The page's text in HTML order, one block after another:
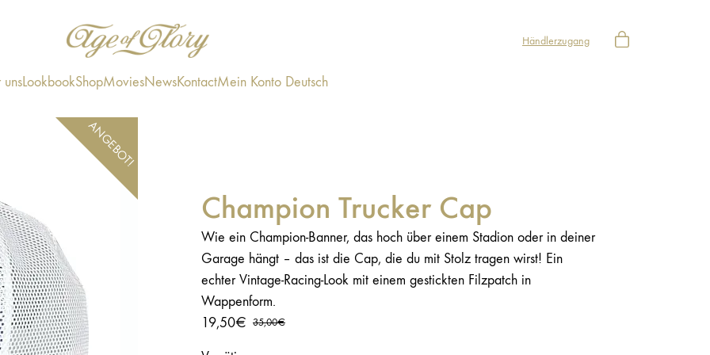
Händlerzugang
LookbookShopMoviesNewsKontactMein Konto Deutsch
ANGEBOT!
Champion Trucker Cap
Wie ein Champion-Banner, das hoch über einem Stadion oder in deiner
Garage hängt – das ist die Cap, die du mit Stolz tragen wirst! Ein
echter Vintage-Racing-Look mit einem gestickten Filzpatch in
Wappenform.
35,00€
Ursprünglicher
19,50€
Aktueller